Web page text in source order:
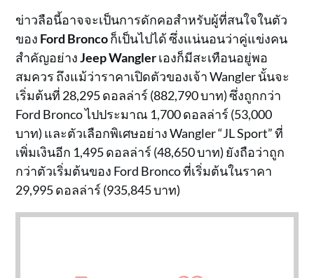
ข่าวลือนี้อาจจะเป็นการดักคอสำหรับผู้ที่สนใจในตัว
ของ Ford Broncoก็เป็นไปได้ ซึ่งแน่นอนว่าคู่แข่งคน
สำคัญอย่างJeep Wanglerเองก็มีสะเทือนอยู่พอ
สมควร ถึงแม้ว่าราคาเปิดตัวของเจ้า Wangler นั้นจะ
เริ่มต้นที่ 28,295 ดอลล่าร์ (882,790 บาท) ซึ่งถูกกว่า
Ford Bronco ไปประมาณ 1,700 ดอลล่าร์ (53,000
บาท) และตัวเลือกพิเศษอย่าง Wangler “JL Sport” ที่
เพิ่มเงินอีก 1,495 ดอลล่าร์ (48,650 บาท) ยังถือว่าถูก
กว่าตัวเริ่มต้นของ Ford Bronco ที่เริ่มต้นในราคา
29,995 ดอลล่าร์ (935,845 บาท)